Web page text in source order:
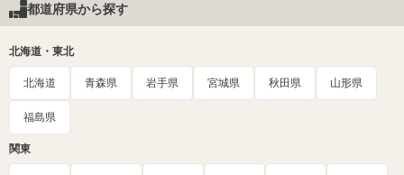
都道府県から探す
北海道・東北
北海道 青森県 岩手県 宮城県 秋田県 山形県
福島県
関東